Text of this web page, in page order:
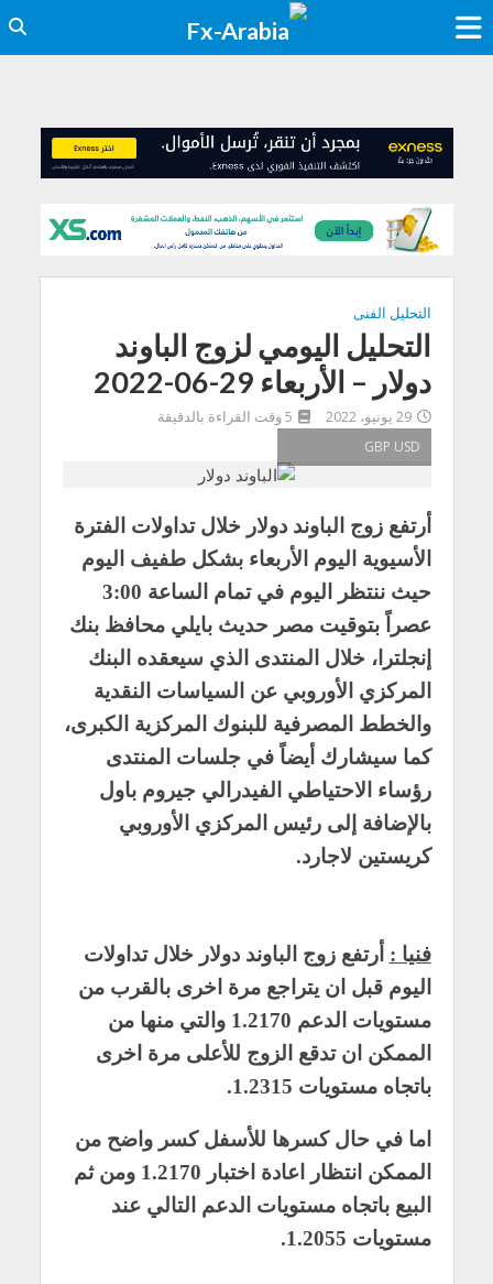
التحليل الفنى
التحليل اليومي لزوج الباوند
دولار – الأربعاء 29-06-2022
29 يونيو، 2022
5 وقت القراءة بالدقيقة
GBP USD
أرتفع زوج الباوند دولار خلال تداولات الفترة
الأسيوية اليوم الأربعاء بشكل طفيف اليوم
حيث ننتظر اليوم في تمام الساعة 3:00
عصراً بتوقيت مصر حديث بايلي محافظ بنك
إنجلترا، خلال المنتدى الذي سيعقده البنك
المركزي الأوروبي عن السياسات النقدية
والخطط المصرفية للبنوك المركزية الكبرى،
كما سيشارك أيضاً في جلسات المنتدى
رؤساء الاحتياطي الفيدرالي جيروم باول
بالإضافة إلى رئيس المركزي الأوروبي
كريستين لاجارد.
فنيا : أرتفع زوج الباوند دولار خلال تداولات
اليوم قبل ان يتراجع مرة اخرى بالقرب من
مستويات الدعم 1.2170 والتي منها من
الممكن ان تدقع الزوج للأعلى مرة اخرى
باتجاه مستويات 1.2315.
اما في حال كسرها للأسفل كسر واضح من
الممكن انتظار اعادة اختبار 1.2170 ومن ثم
البيع باتجاه مستويات الدعم التالي عند
مستويات 1.2055.